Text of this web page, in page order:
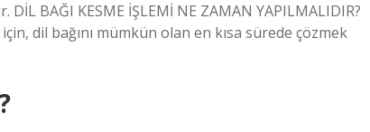
BAĞI KESME İŞLEMİ NE ZAMAN YAPILMALIDIR?
dil bağını mümkün olan en kısa sürede çözmek